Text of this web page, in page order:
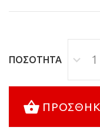
ΠΟΣΌΤΗΤΑ